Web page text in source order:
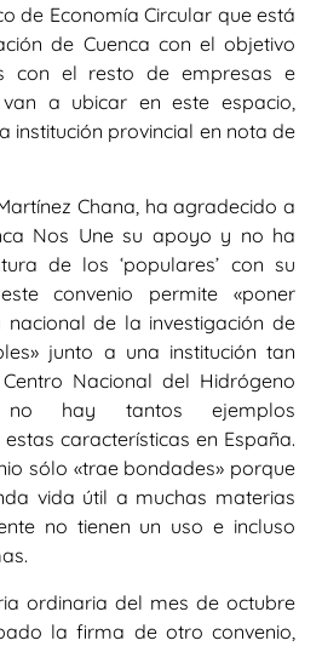
de Economía Circular que está
de Cuenca con el objetivo
con el resto de empresas e
a ubicar en este espacio,
institución provincial en nota de
Chana, ha agradecido a
Nos Une su apoyo y no ha
de los ‘populares’ con su
convenio permite «poner
de la investigación de
junto a una institución tan
Nacional del Hidrógeno
hay tantos ejemplos
características en España.
sólo «trae bondades» porque
vida útil a muchas materias
no tienen un uso e incluso
ordinaria del mes de octubre
la firma de otro convenio,